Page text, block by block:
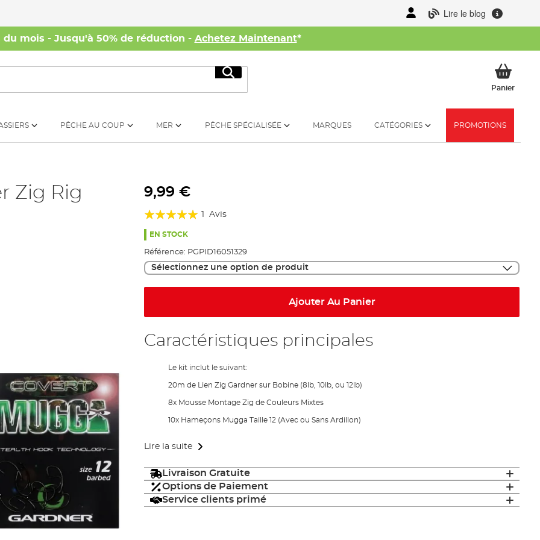
Lire le blog
du mois - Jusqu'à 50% de réduction - Achetez Maintenant*
Rechercher
PanierMon
PÊCHE AU COUP MER PÊCHE SPÉCIALISÉE MARQUES CATÉGORIES PROMOTIONS
Zig Rig
9,99 €
Évaluation:
100%
Avis
EN STOCK
Référence: PGPID16051329
Sélectionnez une option de produit
Ajouter Au Panier
Caractéristiques principales
Le kit inclut le suivant:
20m de Lien Zig Gardner sur Bobine (8lb, 10lb, ou 12lb)
8x Mousse Montage Zig de Couleurs Mixtes
10x Hameçons Mugga Taille 12 (Avec ou Sans Ardillon)
Lire la suite
Livraison Gratuite
Options de Paiement
Service clients primé